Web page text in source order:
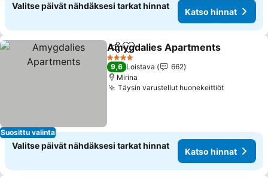
Valitse päivät nähdäksesi tarkat hinnat
Katso hinnat
Suosittu valinta
Jaa Lisää suosikkeihin
Amygdalies Apartments
4 Tähtiluokitus
9,6 Loistava
662
Mirina
Täysin varustellut huonekeittiöt
Valitse päivät nähdäksesi tarkat hinnat
Katso hinnat